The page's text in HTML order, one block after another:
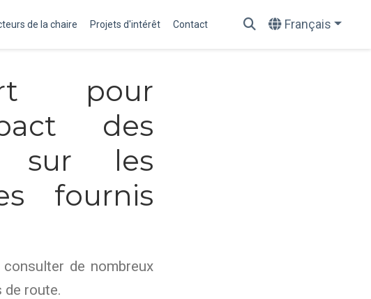
de la chaire Projets d'intérêt Contact Français
pour
des
sur les
fournis
de nombreux
de route.